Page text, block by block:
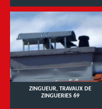
ZINGUEUR, TRAVAUX DE
ZINGUERIES 69